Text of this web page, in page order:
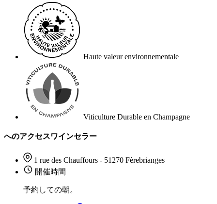
Haute valeur environnementale
Viticulture Durable en Champagne
へのアクセスワインセラー
1 rue des Chauffours - 51270 Fèrebrianges
開催時間
予約しての朝。